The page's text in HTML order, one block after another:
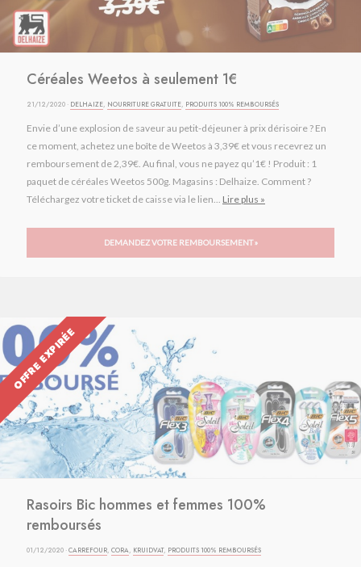
Céréales Weetos à seulement 1€
21/12/2020 · DELHAIZE, NOURRITURE GRATUITE, PRODUITS 100% REMBOURSÉS
Envie d’une explosion de saveur au petit-déjeuner à prix dérisoire ? En
ce moment, achetez une boîte de Weetos à 3,39€ et vous recevrez un
remboursement de 2,39€. Au final, vous ne payez qu’1€ ! Produit : 1
paquet de céréales Weetos 500g. Magasins : Delhaize. Comment ?
Téléchargez votre ticket de caisse via le lien... Lire plus »
DEMANDEZ VOTRE REMBOURSEMENT »
OFFRE EXPIRÉE
Rasoirs Bic hommes et femmes 100%
remboursés
01/12/2020 ·CARREFOUR, CORA, KRUIDVAT, PRODUITS 100% REMBOURSÉS